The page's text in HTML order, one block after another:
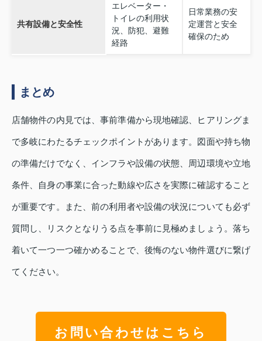
共有設備と安全性
エレベーター・
トイレの利用状
況、防犯、避難
経路
日常業務の安
定運営と安全
確保のため
まとめ
店舗物件の内見では、事前準備から現地確認、ヒアリングま
で多岐にわたるチェックポイントがあります。図面や持ち物
の準備だけでなく、インフラや設備の状態、周辺環境や立地
条件、自身の事業に合った動線や広さを実際に確認すること
が重要です。また、前の利用者や設備の状況についても必ず
質問し、リスクとなりうる点を事前に見極めましょう。落ち
着いて一つ一つ確かめることで、後悔のない物件選びに繋げ
てください。
お問い合わせはこちら